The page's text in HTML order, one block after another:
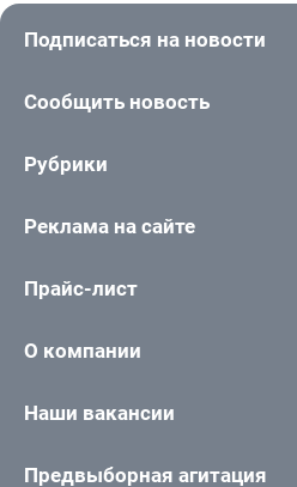
Подписаться на новости
Сообщить новость
Рубрики
Реклама на сайте
Прайс-лист
О компании
Наши вакансии
Предвыборная агитация